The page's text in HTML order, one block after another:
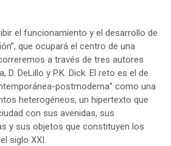
el funcionamiento y el desarrollo de
que ocupará el centro de una
a través de tres autores
D. DeLillo y P.K. Dick. El reto es el de
postmoderna” como una
heterogéneos, un hipertexto que
con sus avenidas, sus
y sus objetos que constituyen los
siglo XXI.